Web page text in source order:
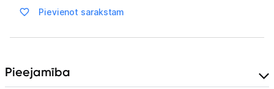
Maizes krāsnis
Multivārāmie katli
Friteri
Pievienot sarakstam
Pieejamība